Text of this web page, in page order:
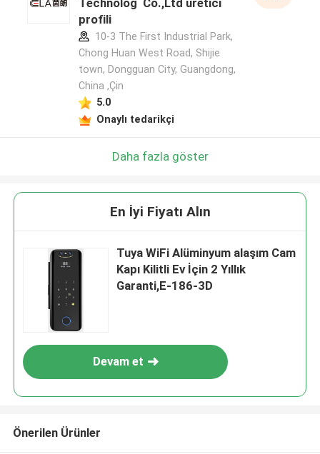
Technolog Co.,Ltd üretici
profili
10-3 The First Industrial Park,
Chong Huan West Road, Shijie
town, Dongguan City, Guangdong,
China ,Çin
5.0
Onaylı tedarikçi
Daha fazla göster
En İyi Fiyatı Alın
Tuya WiFi Alüminyum alaşım Cam
Kapı Kilitli Ev İçin 2 Yıllık
Garanti,E-186-3D
Devam et
Önerilen Ürünler